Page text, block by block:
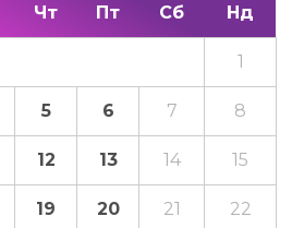
Чт Пт Сб Нд
1
5 6 7 8
12 13 14 15
19 20 21 22